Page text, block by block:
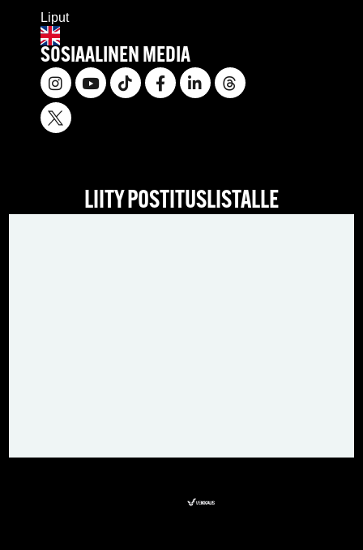
Liput
SOSIAALINEN MEDIA
LIITY POSTITUSLISTALLE